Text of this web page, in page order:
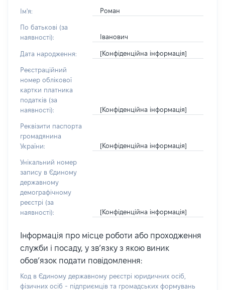
Ім'я: Роман
По батькові (за
наявності):
Іванович
Дата народження: [Конфіденційна інформація]
Реєстраційний
номер облікової
картки платника
податків (за
наявності):
[Конфіденційна інформація]
Реквізити паспорта
громадянина
України:
[Конфіденційна інформація]
Унікальний номер
запису в Єдиному
державному
демографічному
реєстрі (за
наявності):
[Конфіденційна інформація]
Інформація про місце роботи або проходження
служби і посаду, у зв’язку з якою виник
обов’язок подати повідомлення:
Код в Єдиному державному реєстрі юридичних осіб,
фізичних осіб - підприємців та громадських формувань